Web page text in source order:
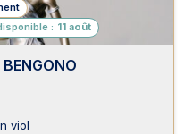
: 11 août
viol